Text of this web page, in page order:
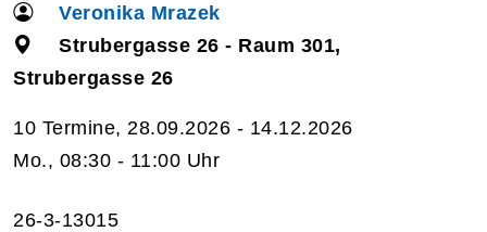
Veronika Mrazek
Strubergasse 26 - Raum 301,
Strubergasse 26
10 Termine, 28.09.2026 - 14.12.2026
Mo., 08:30 - 11:00 Uhr
26-3-13015